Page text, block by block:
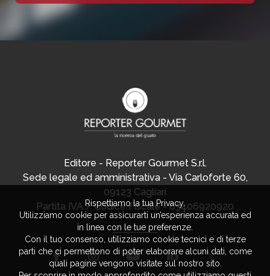
Editore - Reporter Gourmet S.r.l.
Sede legale ed amministrativa - Via Carloforte 60,
09123 Cagliari
Partita IVA / Codice Fiscale - 03406920920
Rispettiamo la tua Privacy.
Utilizziamo cookie per assicurarti un’esperienza accurata ed
in linea con le tue preferenze.
Con il tuo consenso, utilizziamo cookie tecnici e di terze
parti che ci permettono di poter elaborare alcuni dati, come
quali pagine vengono visitate sul nostro sito.